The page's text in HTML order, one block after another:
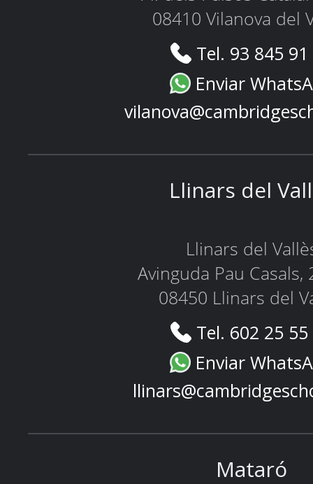
08410 Vilanova del
Tel. 93 845
Enviar
Llinars del
Llinars del
Avinguda Pau Casals,
08450 Llinars del
Tel. 602 25
Enviar
Mataró